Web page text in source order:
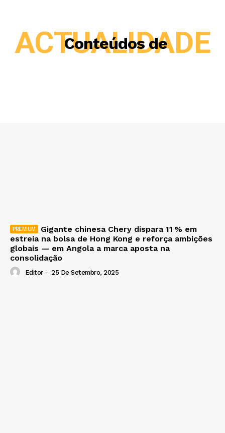
Conteúdos de
ACTUALIDADE
Gigante chinesa Chery dispara 11 % em
estreia na bolsa de Hong Kong e reforça ambições
globais — em Angola a marca aposta na
consolidação
Editor - 25 De Setembro, 2025